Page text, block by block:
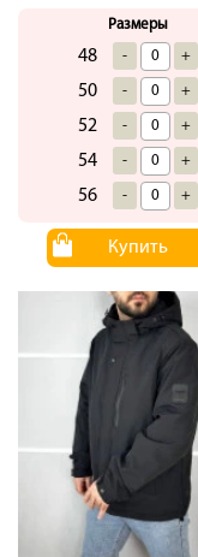
Размеры
48 - +
50 - +
52 - +
54 - +
56 - +
Купить